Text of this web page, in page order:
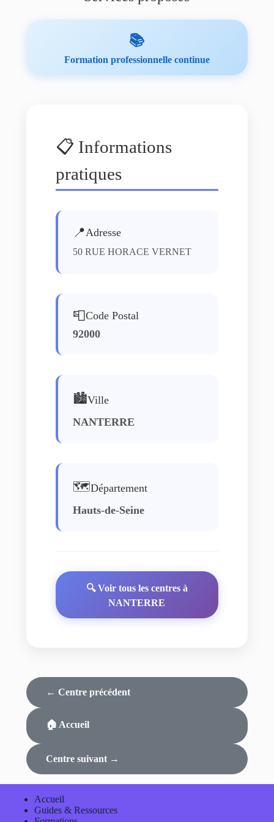
📚
Formation professionnelle continue
📋 Informations
pratiques
📍Adresse
50 RUE HORACE VERNET
📮Code Postal
92000
🏙️Ville
NANTERRE
🗺️Département
Hauts-de-Seine
🔍 Voir tous les centres à
NANTERRE
← Centre précédent
🏠 Accueil
Centre suivant →
Accueil
Guides & Ressources